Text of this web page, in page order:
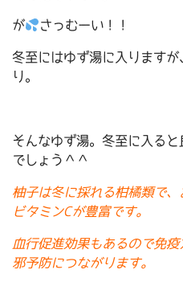
が さっむーい！！
冬至にはゆず湯に入ります
り。
そんなゆず湯。冬至に入る
でしょう＾＾
柚子は冬に採れる柑橘類で
ビタミンCが豊富です。
血行促進効果もあるので免
邪予防につながります。